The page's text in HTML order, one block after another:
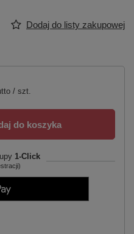
Dodaj do listy zakupowej
/ szt.
do koszyka
1-Click